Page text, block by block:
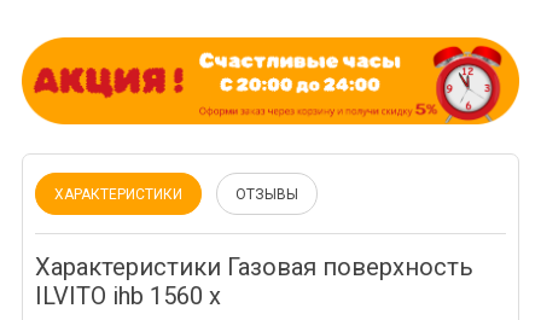
ХАРАКТЕРИСТИКИ ОТЗЫВЫ
Характеристики Газовая поверхность
ILVITO ihb 1560 x